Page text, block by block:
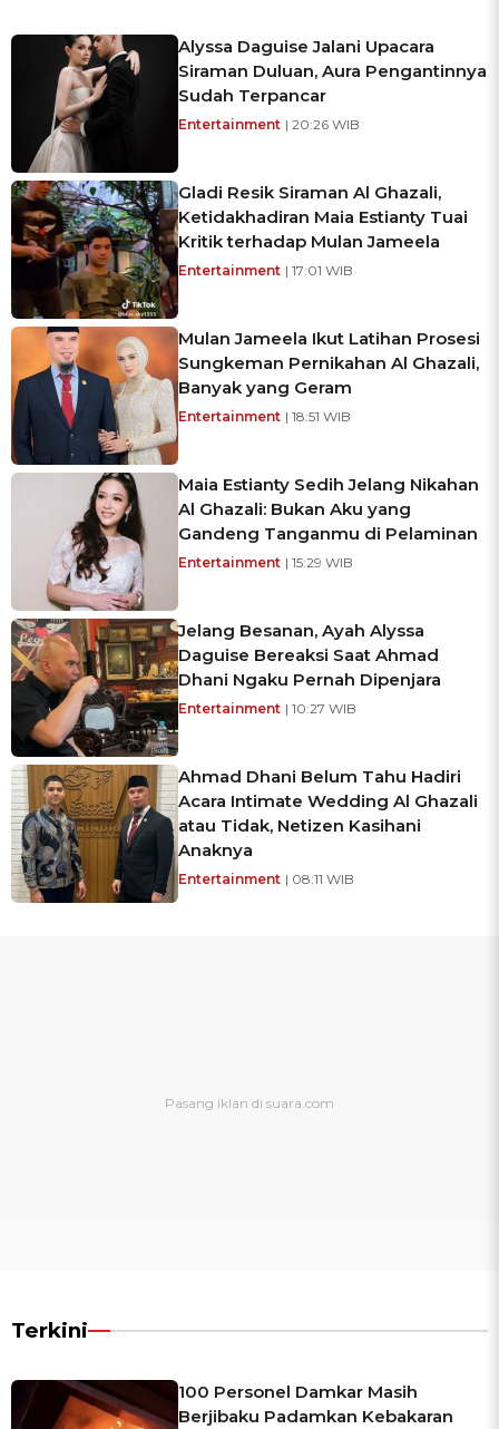
Alyssa Daguise Jalani Upacara
Siraman Duluan, Aura Pengantinnya
Sudah Terpancar
Entertainment | 20:26 WIB
Gladi Resik Siraman Al Ghazali,
Ketidakhadiran Maia Estianty Tuai
Kritik terhadap Mulan Jameela
Entertainment | 17:01 WIB
Mulan Jameela Ikut Latihan Prosesi
Sungkeman Pernikahan Al Ghazali,
Banyak yang Geram
Entertainment | 18:51 WIB
Maia Estianty Sedih Jelang Nikahan
Al Ghazali: Bukan Aku yang
Gandeng Tanganmu di Pelaminan
Entertainment | 15:29 WIB
Jelang Besanan, Ayah Alyssa
Daguise Bereaksi Saat Ahmad
Dhani Ngaku Pernah Dipenjara
Entertainment | 10:27 WIB
Ahmad Dhani Belum Tahu Hadiri
Acara Intimate Wedding Al Ghazali
atau Tidak, Netizen Kasihani
Anaknya
Entertainment | 08:11 WIB
Terkini
100 Personel Damkar Masih
Berjibaku Padamkan Kebakaran